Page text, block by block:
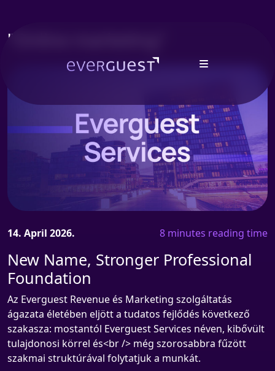
"Online marketing"
14. April 2026. 8 minutes reading time
New Name, Stronger Professional
Foundation
Az Everguest Revenue és Marketing szolgáltatás
ágazata életében eljött a tudatos fejlődés következő
szakasza: mostantól Everguest Services néven, kibővült
tulajdonosi körrel és<br /> még szorosabbra fűzött
szakmai struktúrával folytatjuk a munkát.